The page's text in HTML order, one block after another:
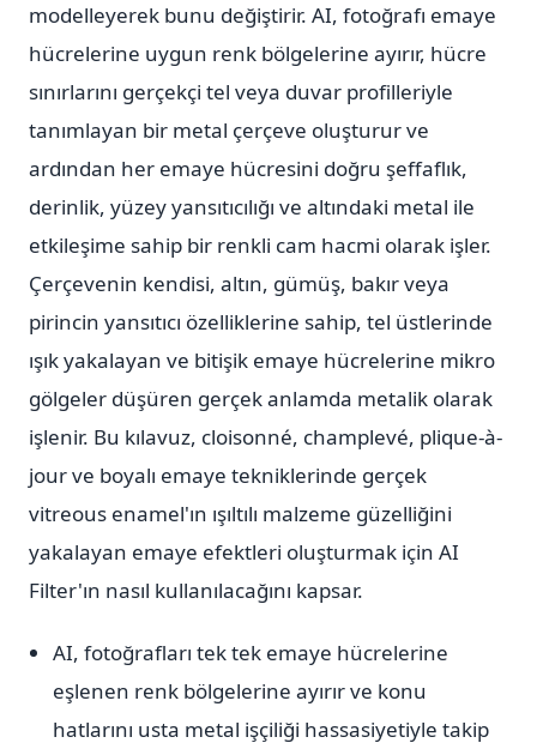
modelleyerek bunu değiştirir. AI, fotoğrafı emaye
hücrelerine uygun renk bölgelerine ayırır, hücre
sınırlarını gerçekçi tel veya duvar profilleriyle
tanımlayan bir metal çerçeve oluşturur ve
ardından her emaye hücresini doğru şeffaflık,
derinlik, yüzey yansıtıcılığı ve altındaki metal ile
etkileşime sahip bir renkli cam hacmi olarak işler.
Çerçevenin kendisi, altın, gümüş, bakır veya
pirincin yansıtıcı özelliklerine sahip, tel üstlerinde
ışık yakalayan ve bitişik emaye hücrelerine mikro
gölgeler düşüren gerçek anlamda metalik olarak
işlenir. Bu kılavuz, cloisonné, champlevé, plique-à-
jour ve boyalı emaye tekniklerinde gerçek
vitreous enamel'ın ışıltılı malzeme güzelliğini
yakalayan emaye efektleri oluşturmak için AI
Filter'ın nasıl kullanılacağını kapsar.
AI, fotoğrafları tek tek emaye hücrelerine
eşlenen renk bölgelerine ayırır ve konu
hatlarını usta metal işçiliği hassasiyetiyle takip